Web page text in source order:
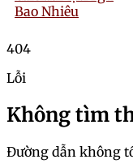
Bao Nhiêu
404
Lỗi
Không tìm
Đường dẫn không